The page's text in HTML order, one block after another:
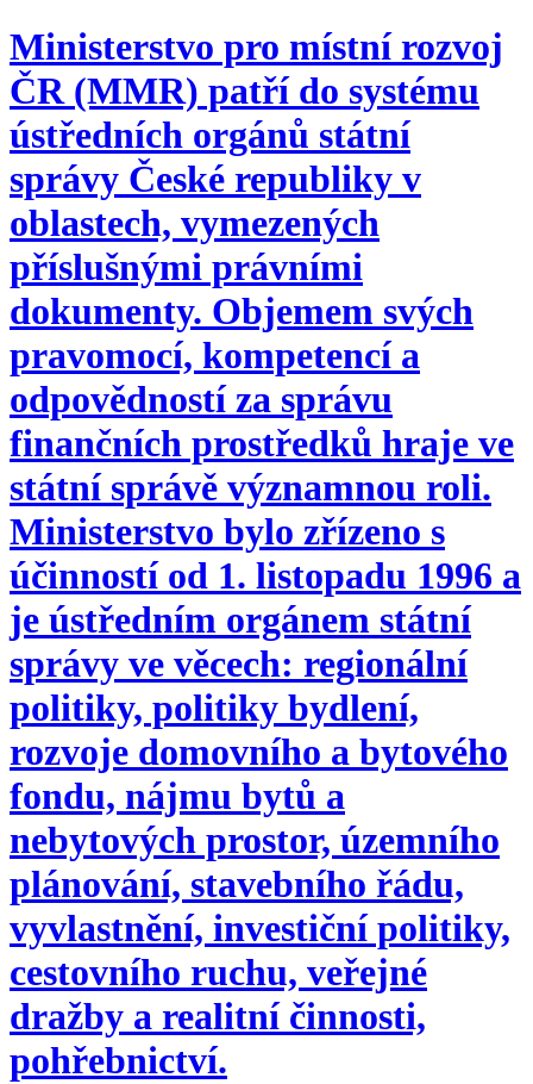
Ministerstvo pro místní rozvoj
ČR (MMR) patří do systému
ústředních orgánů státní
správy České republiky v
oblastech, vymezených
příslušnými právními
dokumenty. Objemem svých
pravomocí, kompetencí a
odpovědností za správu
finančních prostředků hraje ve
státní správě významnou roli.
Ministerstvo bylo zřízeno s
účinností od 1. listopadu 1996 a
je ústředním orgánem státní
správy ve věcech: regionální
politiky, politiky bydlení,
rozvoje domovního a bytového
fondu, nájmu bytů a
nebytových prostor, územního
plánování, stavebního řádu,
vyvlastnění, investiční politiky,
cestovního ruchu, veřejné
dražby a realitní činnosti,
pohřebnictví.